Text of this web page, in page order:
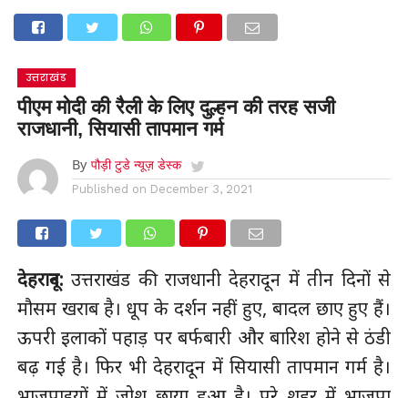
उत्तराखंड
पीएम मोदी की रैली के लिए दुल्हन की तरह सजी
राजधानी, सियासी तापमान गर्म
By पौड़ी टुडे न्यूज़ डेस्क
Published on December 3, 2021
देहरादून: उत्तराखंड की राजधानी देहरादून में तीन दिनों से
मौसम खराब है। धूप के दर्शन नहीं हुए, बादल छाए हुए हैं।
ऊपरी इलाकों पहाड़ पर बर्फबारी और बारिश होने से ठंडी
बढ़ गई है। ‌फिर भी देहरादून में सियासी तापमान गर्म है।